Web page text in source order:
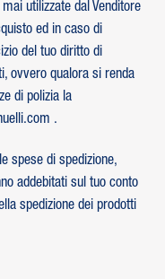
utilizzate dal Venditore
ed in caso di
del tuo diritto di
ovvero qualora si renda
di polizia la
.
spese di spedizione,
addebitati sul tuo conto
spedizione dei prodotti